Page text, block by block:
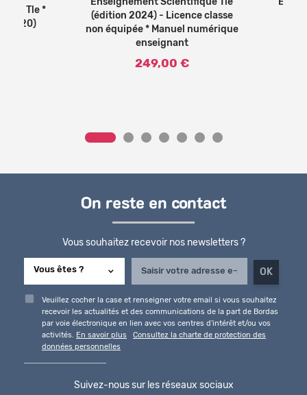
Tle *
2020)
(édition 2024) - Licence classe
non équipée * Manuel numérique
enseignant
249,00 €
On reste en contact
Vous souhaitez recevoir nos newsletters ?
Veuillez cocher la case et renseigner votre email si vous souhaitez
recevoir les actualités et des communications de la part de Bordas
par voie électronique en lien avec vos centres d'intérêt et/ou vos
activités.
En savoir plus
Consultez la charte de protection des
données personnelles
Suivez-nous sur les réseaux sociaux